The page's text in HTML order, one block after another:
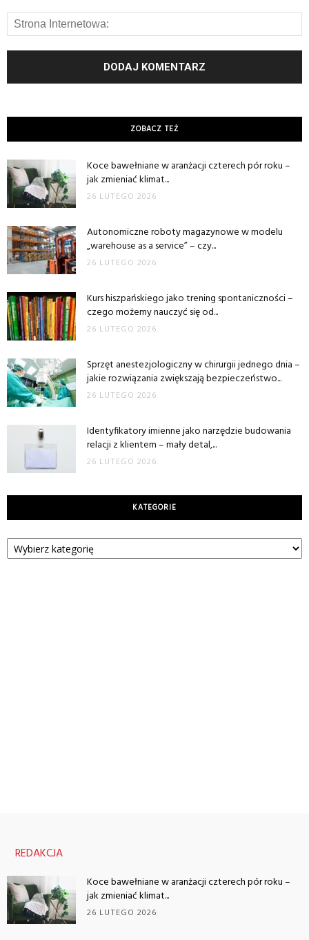
ZOBACZ TEŻ
Koce bawełniane w aranżacji czterech pór roku –
jak zmieniać klimat...
26 LUTEGO 2026
Autonomiczne roboty magazynowe w modelu
„warehouse as a service” – czy...
26 LUTEGO 2026
Kurs hiszpańskiego jako trening spontaniczności –
czego możemy nauczyć się od...
26 LUTEGO 2026
Sprzęt anestezjologiczny w chirurgii jednego dnia –
jakie rozwiązania zwiększają bezpieczeństwo...
26 LUTEGO 2026
Identyfikatory imienne jako narzędzie budowania
relacji z klientem – mały detal,...
26 LUTEGO 2026
KATEGORIE
Kategorie
REDAKCJA
Koce bawełniane w aranżacji czterech pór roku –
jak zmieniać klimat...
26 LUTEGO 2026